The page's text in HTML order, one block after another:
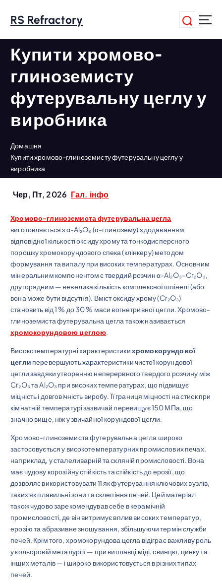
е
RS Refractory
Купити хромово-
глиноземисту
футерувальну цеглу у
виробника
Домашня
Купити хромово-глиноземисту футерувальну цеглу у
виробника
Чер, Пт, 2026 Гал. інфо
Хромово-глиноземиста футерувальна цегла
виготовляється з α-Al₂O₃ (α-глинозему) з додаванням
відповідної кількості оксиду хрому та тонкодисперсного
порошку хромокорундового спека (клінкеру) методом
формування та випалу при високих температурах. Основним
мінеральним компонентом є твердий розчин α-Al₂O₃–Cr₂O₃,
другорядним — невелика кількість комплексної шпінелі (або
вона може бути відсутня). Вміст оксиду хрому (Cr₂O₃)
становить від 1 % до 30 % маси вогнетривної цегли. Хромово-
глиноземиста футерувальна цегла також називається
хромокорундовою цеглою.
Високотемпературні характеристикихромокорундової
цегли перевершують характеристики чистої корундової
цегли завдяки утворенню неперервного твердого розчину між
Cr₂O₃ та Al₂O₃ при високих температурах, що підвищує
міцність і довговічність виробу. Її границя міцності на стиск при
кімнатній температурі зазвичай перевищує 150 МПа, що
значно вище, ніж у звичайної корундової цегли.
Хромово-глиноземиста футерувальна цегла широко
застосовується у високотемпературних промислових печах,
наприклад, у сталеливарній та скляній промисловості. Вона
має чудову корозійну стійкість та стійкість до ерозії, що
дозволяє використовувати її як футерування ключових вузлів,
таких як плавильні зони та склепіння печей. Цей матеріал
також чудово зарекомендував себе в керамічній
промисловості, де він витримує вплив високих температур,
ерозію та абразивне зношування, збільшуючи термін служби
печей. Крім того, хромокорундова цегла відіграє важливу роль
у кольоровій металургії — при виплавці міді, свинцю, цинку та
інших металів — і широко використовується в різних типах
печей.